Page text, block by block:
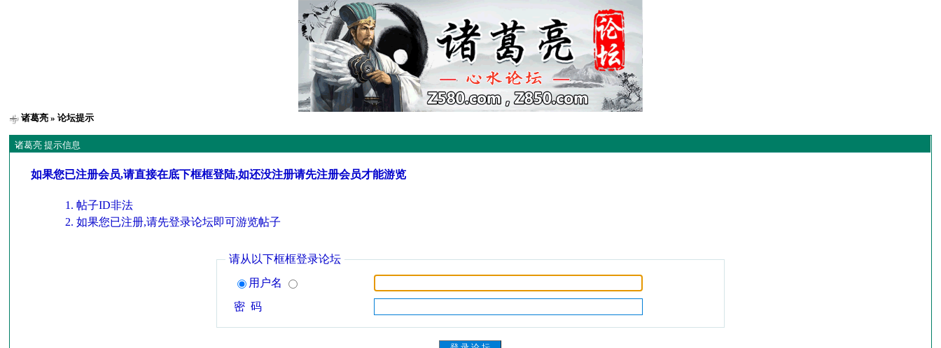
诸葛亮 » 论坛提示
诸葛亮 提示信息
如果您已注册会员,请直接在底下框框登陆,如还没注册请先注册会员才能游览
帖子ID非法
如果您已注册,请先登录论坛即可游览帖子
请从以下框框登录论坛
用户名
密 码